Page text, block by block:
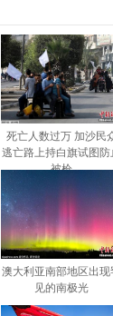
死亡人数过万 加沙民
逃亡路上持白旗试图防
被枪
澳大利亚南部地区出现
见的南极光